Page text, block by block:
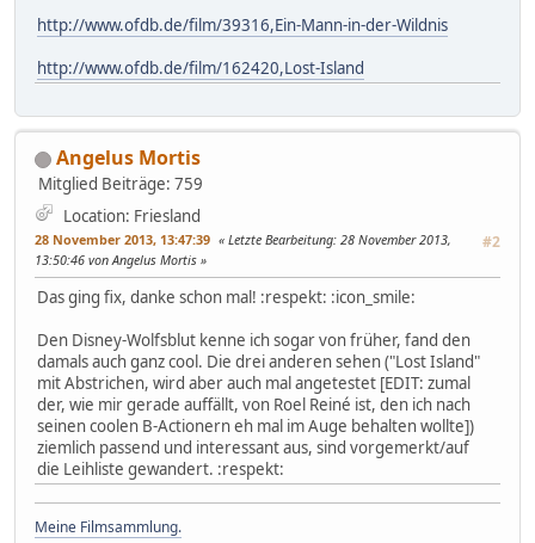
http://www.ofdb.de/film/39316,Ein-Mann-in-der-Wildnis
http://www.ofdb.de/film/162420,Lost-Island
Angelus Mortis
Mitglied Beiträge: 759
Location: Friesland
28 November 2013, 13:47:39 #2
Letzte Bearbeitung: 28 November 2013,
13:50:46 von Angelus Mortis
Das ging fix, danke schon mal! :respekt: :icon_smile:
Den Disney-Wolfsblut kenne ich sogar von früher, fand den
damals auch ganz cool. Die drei anderen sehen ("Lost Island"
mit Abstrichen, wird aber auch mal angetestet [EDIT: zumal
der, wie mir gerade auffällt, von Roel Reiné ist, den ich nach
seinen coolen B-Actionern eh mal im Auge behalten wollte])
ziemlich passend und interessant aus, sind vorgemerkt/auf
die Leihliste gewandert. :respekt:
Meine Filmsammlung.